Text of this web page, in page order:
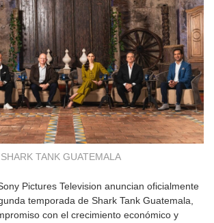
SHARK TANK GUATEMALA
Pictures Television anuncian oficialmente
temporada de Shark Tank Guatemala,
con el crecimiento económico y